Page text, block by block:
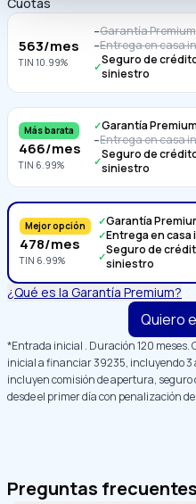
563/mes
TIN 10.99%
–Garantía Premium
–Entrega en casa
✓Seguro de
siniestro
Más barata
466/mes
TIN 6.99%
✓Garantía
–Entrega en casa
✓Seguro de
siniestro
Mejor opción
478/mes
TIN 6.99%
✓Garantía
✓Entrega en casa
✓Seguro de
siniestro
¿Qué es la Garantía Premium?
Quiero
*Entrada inicial . Duración120 meses.
inicial a financiar39235, incluyendo
incluyen comisión de apertura,
desde el primer día con penalización
Preguntas frecuentes